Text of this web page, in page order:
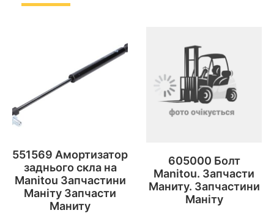
551569 Амортизатор
заднього скла на
Manitou Запчастини
Маніту Запчасти
Маниту
605000 Болт
Manitou. Запчасти
Маниту. Запчастини
Маніту